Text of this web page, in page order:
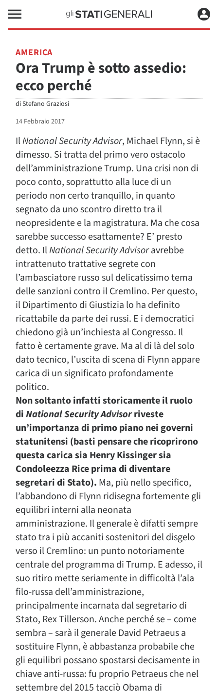
AMERICA
Ora Trump è sotto assedio:
ecco perché
diStefano Graziosi
14 Febbraio 2017
IlNational Security Advisor, Michael Flynn, si è
dimesso. Si tratta del primo vero ostacolo
dell’amministrazione Trump. Una crisi non di
poco conto, soprattutto alla luce di un
periodo non certo tranquillo, in quanto
segnato da uno scontro diretto tra il
neopresidente e la magistratura. Ma che cosa
sarebbe successo esattamente? E’ presto
detto. IlNational Security Advisoravrebbe
intrattenuto trattative segrete con
l’ambasciatore russo sul delicatissimo tema
delle sanzioni contro il Cremlino. Per questo,
il Dipartimento di Giustizia lo ha definito
ricattabile da parte dei russi. E i democratici
chiedono già un’inchiesta al Congresso. Il
fatto è certamente grave. Ma al di là del solo
dato tecnico, l’uscita di scena di Flynn appare
carica di un significato profondamente
politico.
Non soltanto infatti storicamente il ruolo
diNational Security Advisorriveste
un’importanza di primo piano nei governi
statunitensi (basti pensare che ricoprirono
questa carica sia Henry Kissinger sia
Condoleezza Rice prima di diventare
segretari di Stato). Ma, più nello specifico,
l’abbandono di Flynn ridisegna fortemente gli
equilibri interni alla neonata
amministrazione. Il generale è difatti sempre
stato tra i più accaniti sostenitori del disgelo
verso il Cremlino: un punto notoriamente
centrale del programma di Trump. E adesso, il
suo ritiro mette seriamente in difficoltà l’ala
filo-russa dell’amministrazione,
principalmente incarnata dal segretario di
Stato, Rex Tillerson. Anche perché se – come
sembra – sarà il generale David Petraeus a
sostituire Flynn, è abbastanza probabile che
gli equilibri possano spostarsi decisamente in
chiave anti-russa: fu proprio Petraeus che nel
settembre del 2015 tacciò Obama di